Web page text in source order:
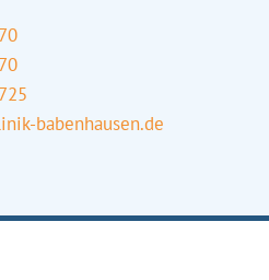
babenhausen.de